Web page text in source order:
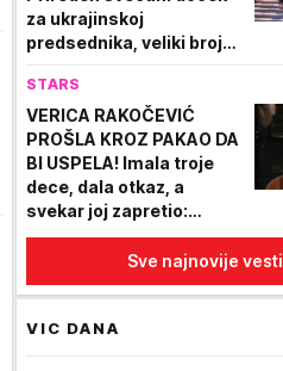
za ukrajinskoj
predsednika, veliki broj
Srbija (FOTO)
STARS
VERICA RAKOČEVIĆ
PROŠLA KROZ PAKAO DA
BI USPELA! Imala troje
dece, dala otkaz, a
svekar joj zapretio:
"Oduzeće nam decu“
Sve najnovije vesti
VIC DANA